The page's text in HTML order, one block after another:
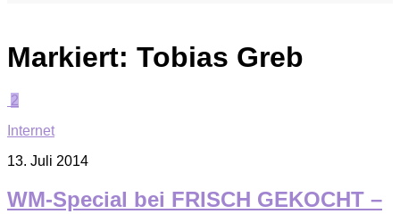
Markiert: Tobias Greb
2
Internet
13. Juli 2014
WM-Special bei FRISCH GEKOCHT –